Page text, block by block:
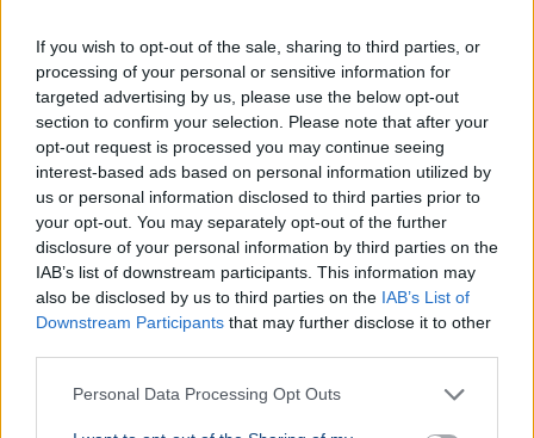
If you wish to opt-out of the sale, sharing to third parties, or
processing of your personal or sensitive information for
targeted advertising by us, please use the below opt-out
section to confirm your selection. Please note that after your
opt-out request is processed you may continue seeing
interest-based ads based on personal information utilized by
us or personal information disclosed to third parties prior to
your opt-out. You may separately opt-out of the further
disclosure of your personal information by third parties on the
IAB’s list of downstream participants. This information may
also be disclosed by us to third parties on the IAB’s List of
Downstream Participants that may further disclose it to other
Personal Data Processing Opt Outs
BELFÖLD
Összeomlás szélén a víziközmű-rendszer:
A teljes éves bevételt a csövek
cseréjére kellene költeni
pedig exponenciálisan nő. Kovács Károly szerint a
Az